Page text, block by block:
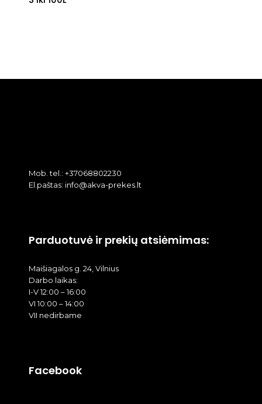
Mob. tel.: +37068802230
El.paštas: info@akva-prekes.lt
Parduotuvė ir prekių atsiėmimas:
Maišiagalos g. 24, Vilnius
Darbo laikas:
I-V 12:00 – 16:00
VI 10:00 – 14:00
VII nedirbame
Facebook